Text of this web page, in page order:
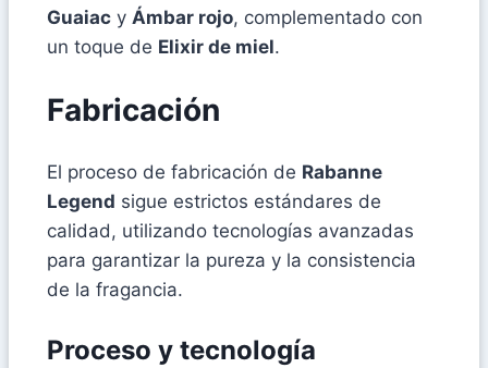
Guaiac y Ámbar rojo, complementado con
un toque de Elixir de miel.
Fabricación
El proceso de fabricación de Rabanne
Legend sigue estrictos estándares de
calidad, utilizando tecnologías avanzadas
para garantizar la pureza y la consistencia
de la fragancia.
Proceso y tecnología